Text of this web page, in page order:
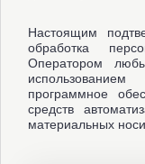
Настоящим
обработка
Оператором
программное
средств
материальных